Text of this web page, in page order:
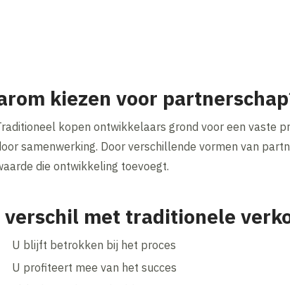
kiezen voor
kopen ontwikkelaars grond voor een vaste
samenwerking. Door verschillende vormen van
die ontwikkeling toevoegt.
verschil met traditionele
U blijft betrokken bij het proces
U profiteert mee van het succes